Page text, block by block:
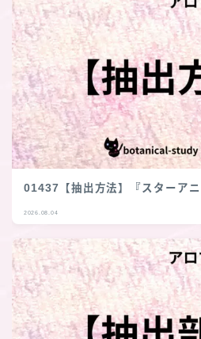
01437【抽出方法】『スターア
2026.08.04